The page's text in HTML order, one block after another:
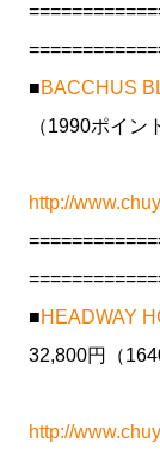
■BACCHUS
（1990ポイン
http://
■HEADWAY
32,800円（
http://